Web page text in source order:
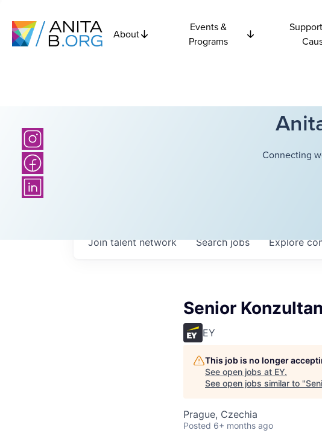
About
Events &
Programs
Connecting
Searchjobs Explore
Join talent network
Senior
EY
This job is no longer
See open jobs at EY.
See open jobs similar to "
Prague, Czechia
Posted 6+ months ago